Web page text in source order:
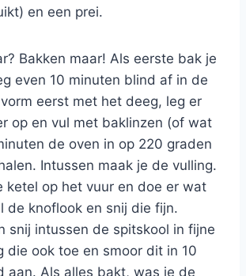
en een prei.
Bakken maar! Als eerste bak je
even 10 minuten blind af in de
eerst met het deeg, leg er
op en vul met baklinzen (of wat
de oven in op 220 graden
Intussen maak je de vulling.
ketel op het vuur en doe er wat
de knoflook en snij die fijn.
snij intussen de spitskool in fijne
die ook toe en smoor dit in 10
aan. Als alles bakt, was je de